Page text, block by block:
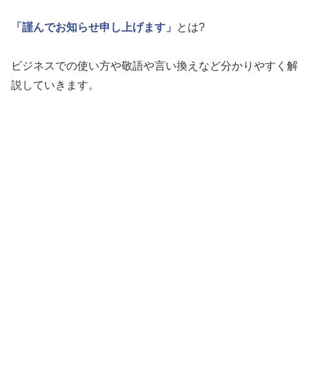
「謹んでお知らせ申し上げます」 とは?
ビジネスでの使い方や敬語や言い換えなど分かりやすく解
説していきます。